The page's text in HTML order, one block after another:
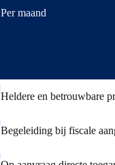
Per maand
Heldere en betrouwbare
Begeleiding bij fiscale